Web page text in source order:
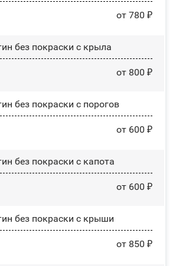
от 780 ₽
без покраски с крыла
от 800 ₽
без покраски с порогов
от 600 ₽
без покраски с капота
от 600 ₽
без покраски с крыши
от 850 ₽